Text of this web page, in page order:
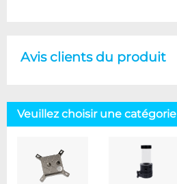
Avis clients du produit
Veuillez choisir une catégorie